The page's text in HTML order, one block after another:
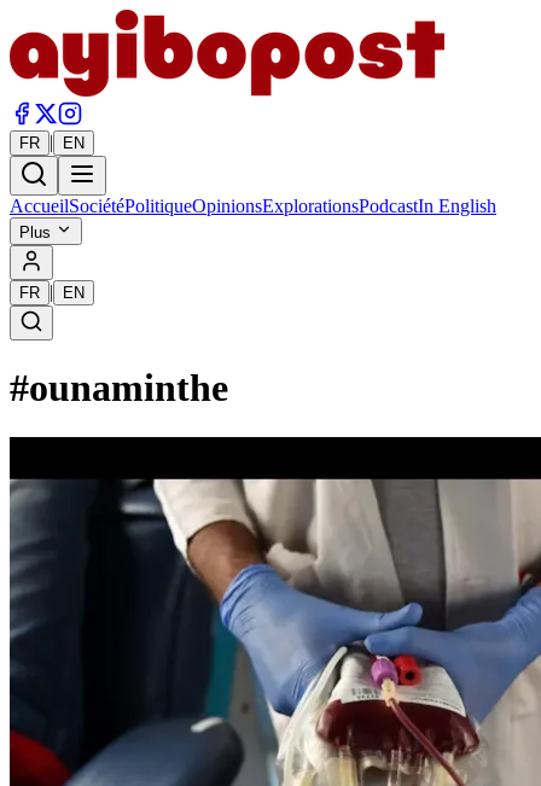
FR | EN
AccueilSociétéPolitiqueOpinionsExplorationsPodcastIn English
Plus
FR | EN
#ounaminthe